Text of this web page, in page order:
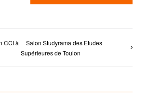
CCI à
Salon Studyrama des Etudes
Supérieures de Toulon